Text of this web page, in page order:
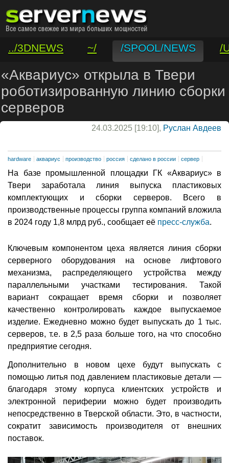
../3DNEWS ~/ /SPOOL/NEWS
/
/VAR/CONTACT
«Аквариус» открыла в Твери
роботизированную линию сборки
серверов
24.03.2025 [19:10], Руслан Авдеев
hardware аквариус производство россия сделано в россии сервер
На базе промышленной площадки ГК «Аквариус» в
Твери заработала линия выпуска пластиковых
комплектующих и сборки серверов. Всего в
производственные процессы группа компаний вложила
в 2024 году 1,8 млрд руб., сообщает её пресс-служба.
Ключевым компонентом цеха является линия сборки
серверного оборудования на основе лифтового
механизма, распределяющего устройства между
параллельными участками тестирования. Такой
вариант сокращает время сборки и позволяет
качественно контролировать каждое выпускаемое
изделие. Ежедневно можно будет выпускать до 1 тыс.
серверов, т.е. в 2,5 раза больше того, на что способно
предприятие сегодня.
Дополнительно в новом цехе будут выпускать с
помощью литья под давлением пластиковые детали —
благодаря этому корпуса клиентских устройств и
электронной периферии можно будет производить
непосредственно в Тверской области. Это, в частности,
сократит зависимость производителя от внешних
поставок.